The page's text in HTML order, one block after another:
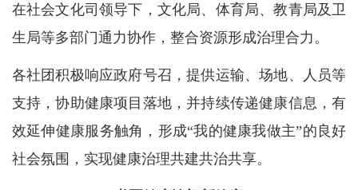
在社会文化司领导下，文化局、体育局、教青局及卫
生局等多部门通力协作，整合资源形成治理合力。
各社团积极响应政府号召，提供运输、场地、人员等
支持，协助健康项目落地，并持续传递健康信息，有
效延伸健康服务触角，形成“我的健康我做主”的良好
社会氛围，实现健康治理共建共治共享。